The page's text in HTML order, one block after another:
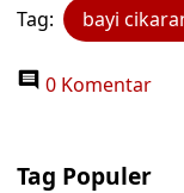
Tag: bayi
0 Komentar
Tag Populer